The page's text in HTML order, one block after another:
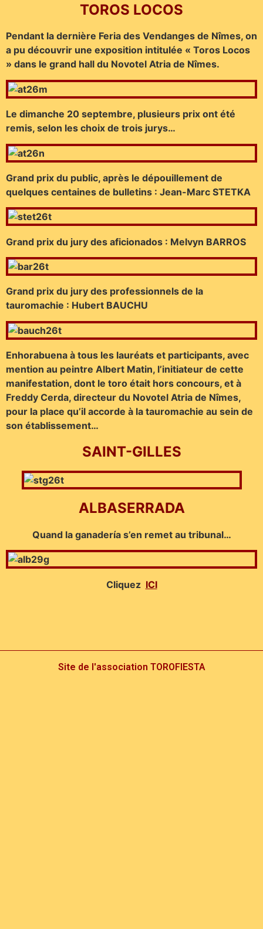
TOROS LOCOS
Pendant la dernière Feria des Vendanges de Nîmes, on
a pu découvrir une exposition intitulée « Toros Locos
» dans le grand hall du Novotel Atria de Nîmes.
Le dimanche 20 septembre, plusieurs prix ont été
remis, selon les choix de trois jurys…
Grand prix du public, après le dépouillement de
quelques centaines de bulletins : Jean-Marc STETKA
Grand prix du jury des aficionados : Melvyn BARROS
Grand prix du jury des professionnels de la
tauromachie : Hubert BAUCHU
Enhorabuena à tous les lauréats et participants, avec
mention au peintre Albert Matin, l’initiateur de cette
manifestation, dont le toro était hors concours, et à
Freddy Cerda, directeur du Novotel Atria de Nîmes,
pour la place qu’il accorde à la tauromachie au sein de
son établissement…
SAINT-GILLES
ALBASERRADA
Quand la ganadería s’en remet au tribunal…
Cliquez ICI
Site de l'association TOROFIESTA